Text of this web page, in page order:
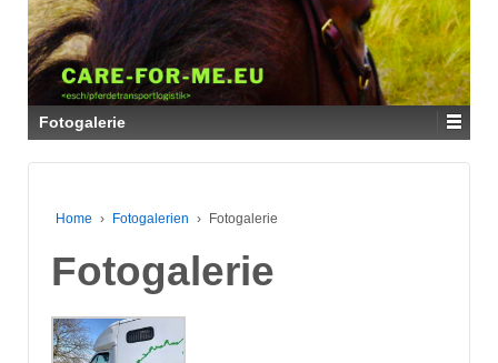
Fotogalerie
Home › Fotogalerien › Fotogalerie
Fotogalerie